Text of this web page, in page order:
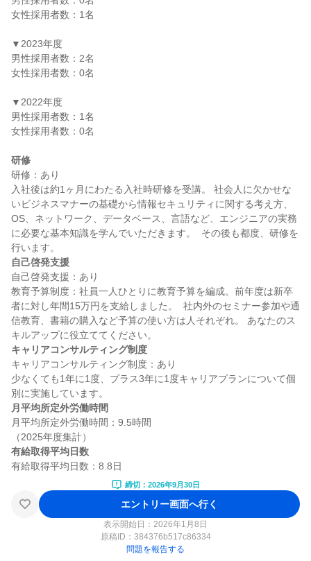
女性採用者数：1名
▼2023年度
男性採用者数：2名
女性採用者数：0名
▼2022年度
男性採用者数：1名
女性採用者数：0名
研修
研修：あり
入社後は約1ヶ月にわたる入社時研修を受講。 社会人に欠かせな
いビジネスマナーの基礎から情報セキュリティに関する考え方、
OS、ネットワーク、データベース、言語など、エンジニアの実務
に必要な基本知識を学んでいただきます。  その後も都度、研修を
自己啓発支援
自己啓発支援：あり
教育予算制度：社員一人ひとりに教育予算を編成。前年度は新卒
者に対し年間15万円を支給しました。  社内外のセミナー参加や通
信教育、書籍の購入など予算の使い方は人それぞれ。 あなたのス
キャリアコンサルティング制度
キャリアコンサルティング制度：あり
少なくても1年に1度、プラス3年に1度キャリアプランについて個
月平均所定外労働時間
月平均所定外労働時間：9.5時間
有給取得平均日数
締切：2026年9月30日
エントリー画面へ行く
表示開始日：2026年1月8日
原稿ID： 384376b517c86334
問題を報告する